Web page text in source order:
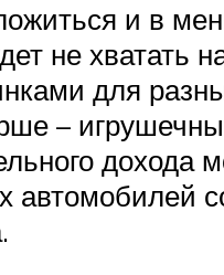
и в
не хватать
для
–
дохода
автомобилей